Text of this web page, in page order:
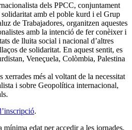
dels PPCC, conjuntament
amb el poble kurd i el Grup
de Trabajadores, organitzen aquestes
amb la intenció de fer conèixer i
de lluita social i nacional d’altres
de solidaritat. En aquest sentit, es
Veneçuela, Colòmbia, Palestina
xerrades més al voltant de la necessitat
i sobre Geopolítica internacional,
.
mínima edat per accedir a les jornades.